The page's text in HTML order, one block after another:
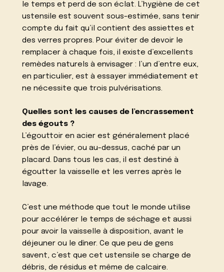
le temps et perd de son éclat. L’hygiène de cet
ustensile est souvent sous-estimée, sans tenir
compte du fait qu’il contient des assiettes et
des verres propres. Pour éviter de devoir le
remplacer à chaque fois, il existe d’excellents
remèdes naturels à envisager : l’un d’entre eux,
en particulier, est à essayer immédiatement et
ne nécessite que trois pulvérisations.
Quelles sont les causes de l’encrassement
des égouts ?
L’égouttoir en acier est généralement placé
près de l’évier, ou au-dessus, caché par un
placard. Dans tous les cas, il est destiné à
égoutter la vaisselle et les verres après le
lavage.
C’est une méthode que tout le monde utilise
pour accélérer le temps de séchage et aussi
pour avoir la vaisselle à disposition, avant le
déjeuner ou le dîner. Ce que peu de gens
savent, c’est que cet ustensile se charge de
débris, de résidus et même de calcaire.